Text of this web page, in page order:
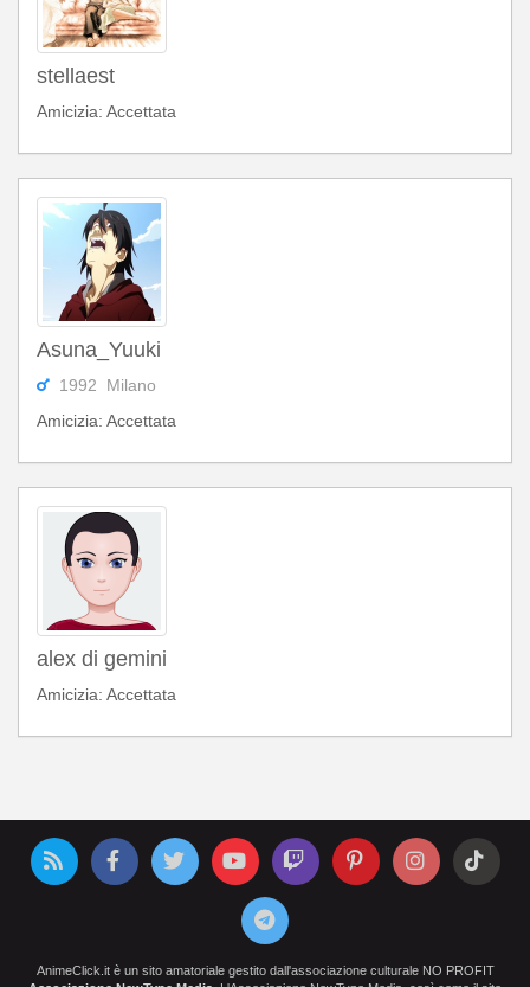
stellaest
Amicizia: Accettata
Asuna_Yuuki
1992 Milano
Amicizia: Accettata
alex di gemini
Amicizia: Accettata
AnimeClick.it è un sito amatoriale gestito dall'associazione culturale NO PROFIT